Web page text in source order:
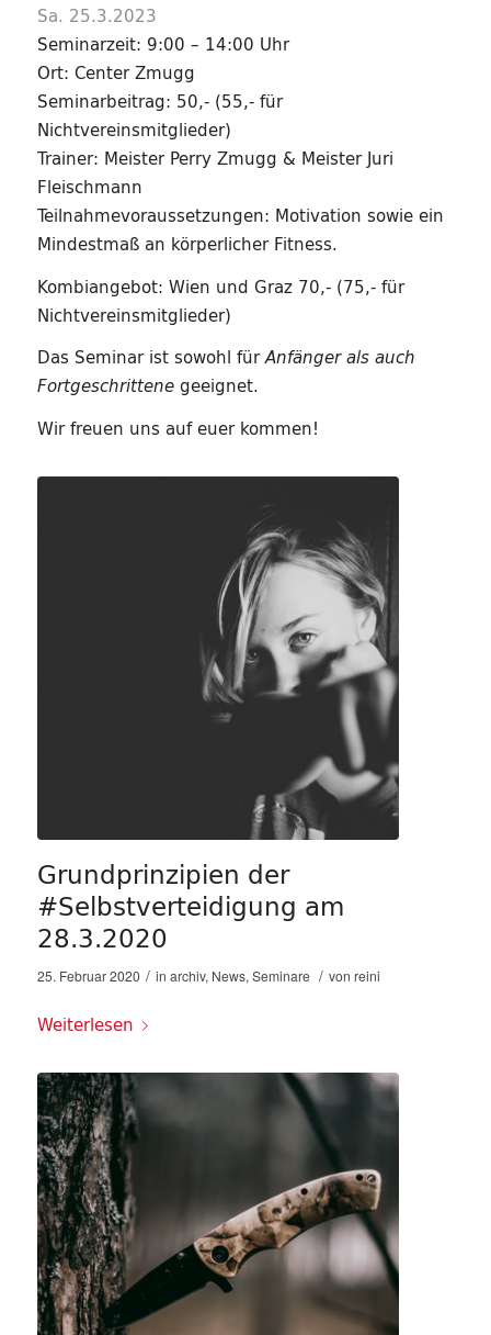
Sa. 25.3.2023
Seminarzeit: 9:00 – 14:00 Uhr
Ort: Center Zmugg
Seminarbeitrag: 50,- (55,- für
Nichtvereinsmitglieder)
Trainer: Meister Perry Zmugg & Meister Juri
Fleischmann
Teilnahmevoraussetzungen: Motivation sowie ein
Mindestmaß an körperlicher Fitness.
Kombiangebot: Wien und Graz 70,- (75,- für
Nichtvereinsmitglieder)
Das Seminar ist sowohl fürAnfänger als auch
Fortgeschrittene geeignet.
Wir freuen uns auf euer kommen!
Grundprinzipien der
#Selbstverteidigung am
28.3.2020
25. Februar 2020 / in archiv, News, Seminare / von reini
Weiterlesen